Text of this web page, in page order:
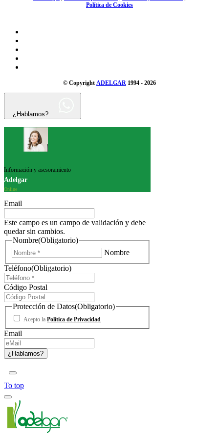
Política de Cookies
© Copyright ADELGAR 1994 - 2026
¿Hablamos?
Información y asesoramiento
Adelgar
Online
Email
Este campo es un campo de validación y debe
quedar sin cambios.
Nombre(Obligatorio)
Nombre
Teléfono(Obligatorio)
Código Postal
Protección de Datos(Obligatorio)
Acepto la Política de Privacidad
Email
To top